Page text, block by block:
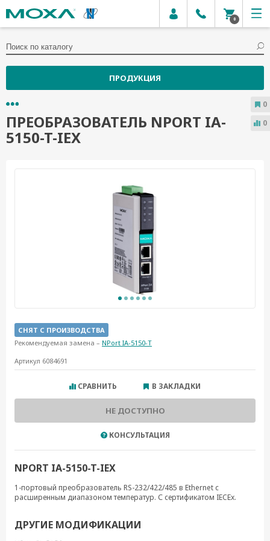
0
ПРОДУКЦИЯ
ПРЕОБРАЗОВАТЕЛЬ NPORT IA-
5150-T-IEX
СНЯТ С ПРОИЗВОДСТВА
Рекомендуемая замена – NPort IA-5150-T
Артикул 6084691
СРАВНИТЬ В ЗАКЛАДКИ
НЕ ДОСТУПНО
КОНСУЛЬТАЦИЯ
NPORT IA-5150-T-IEX
1-портовый преобразователь RS-232/422/485 в Ethernet с
расширенным диапазоном температур. С сертификатом IECEx.
ДРУГИЕ МОДИФИКАЦИИ
0
0